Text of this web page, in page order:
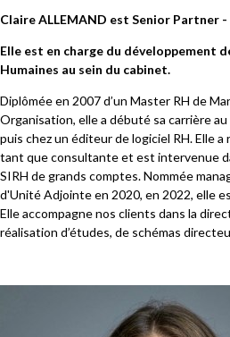
Claire ALLEMAND est Senior Partner
Elle est en charge du développement
Humaines au sein du cabinet.
Diplômée en 2007 d’un Master RH de
Organisation, elle a débuté sa carrière au
puis chez un éditeur de logiciel RH. Elle
tant que consultante et est intervenue
SIRH de grands comptes. Nommée
d'Unité Adjointe en 2020, en 2022, elle
Elle accompagne nos clients dans la
réalisation d’études, de schémas